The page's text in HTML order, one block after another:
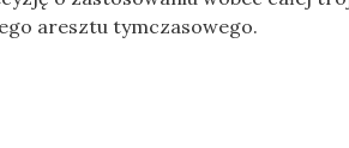
aresztu tymczasowego.